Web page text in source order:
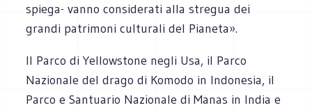
spiega- vanno considerati alla stregua dei
grandi patrimoni culturali del Pianeta».
Il Parco di Yellowstone negli Usa, il Parco
Nazionale del drago di Komodo in Indonesia, il
Parco e Santuario Nazionale di Manas in India e